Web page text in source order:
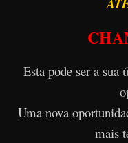
Esta pode ser a sua
Uma nova
mais